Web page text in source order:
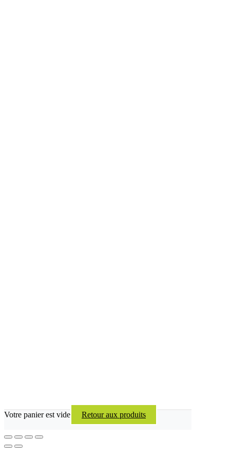
Votre panier est vide Retour aux produits